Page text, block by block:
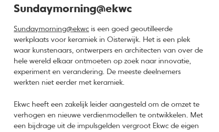
Sundaymorning@ekwc
Sundaymorning@ekwc is een goed geoutilleerde
werkplaats voor keramiek in Oisterwijk. Het is een plek
waar kunstenaars, ontwerpers en architecten van over de
hele wereld elkaar ontmoeten op zoek naar innovatie,
experiment en verandering. De meeste deelnemers
werkten niet eerder met keramiek.
Ekwc heeft een zakelijk leider aangesteld om de omzet te
verhogen en nieuwe verdienmodellen te ontwikkelen. Met
een bijdrage uit de impulsgelden vergroot Ekwc de eigen